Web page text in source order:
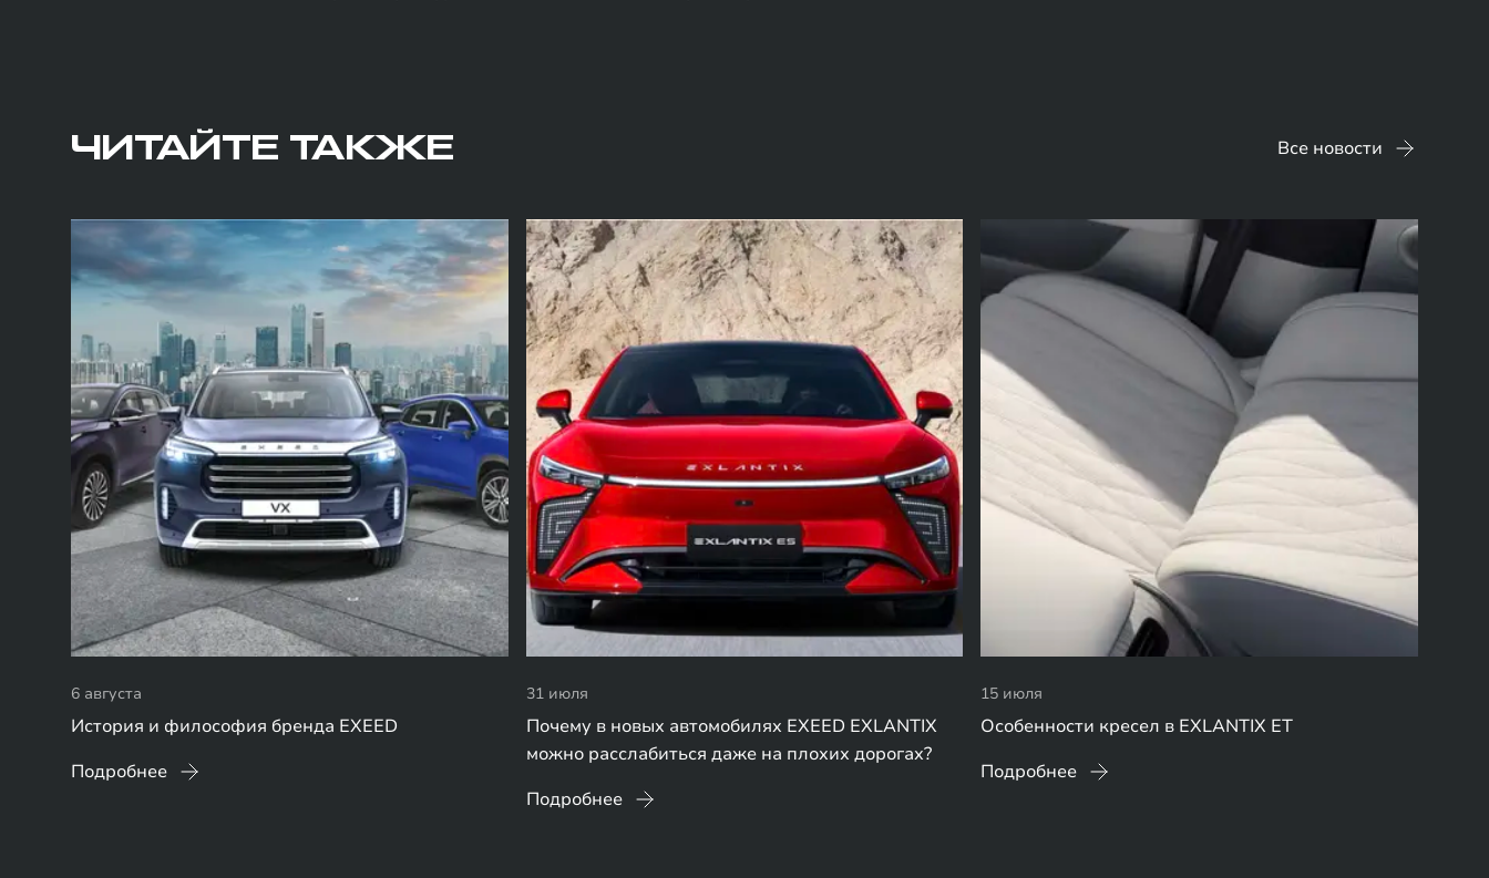
ЧИТАЙТЕ ТАКЖЕ Все новости
6 августа
История и философия бренда EXEED
Подробнее
31 июля
Почему в новых автомобилях EXEED EXLANTIX
можно расслабиться даже на плохих дорогах?
Подробнее
15 июля
Особенности кресел в EXLANTIX ET
Подробнее